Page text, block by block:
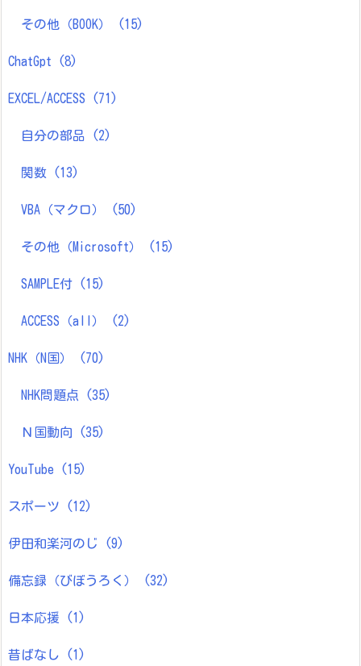
その他（BOOK） (15)
ChatGpt (8)
EXCEL/ACCESS (71)
自分の部品 (2)
関数 (13)
VBA（マクロ） (50)
その他（Microsoft） (15)
SAMPLE付 (15)
ACCESS（all） (2)
NHK（N国） (70)
NHK問題点 (35)
Ｎ国動向 (35)
YouTube (15)
スポーツ (12)
伊田和楽河のじ (9)
備忘録（びぼうろく） (32)
日本応援 (1)
昔ばなし (1)